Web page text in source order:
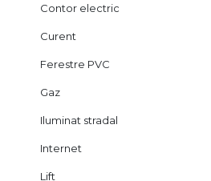
Contor electric
Curent
Ferestre PVC
Gaz
Iluminat stradal
Internet
Lift